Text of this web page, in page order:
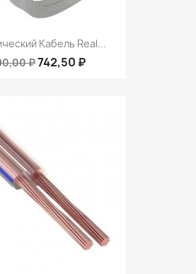
Кабель Real...
₽742,50 ₽